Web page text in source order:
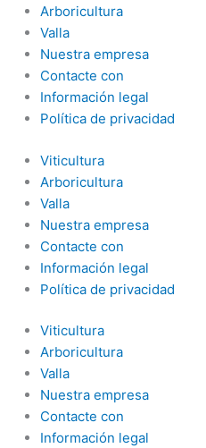
Arboricultura
Valla
Nuestra empresa
Contacte con
Información legal
Política de privacidad
Viticultura
Arboricultura
Valla
Nuestra empresa
Contacte con
Información legal
Política de privacidad
Viticultura
Arboricultura
Valla
Nuestra empresa
Contacte con
Información legal